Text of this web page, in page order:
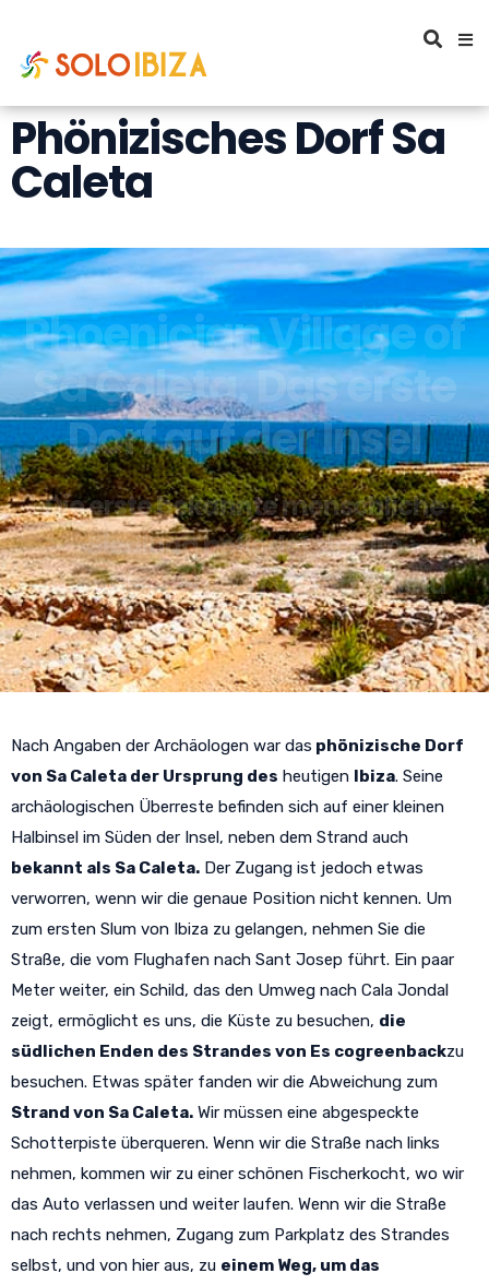
Phönizisches Dorf Sa
Caleta
Phoenician Village of
Sa Caleta. Das erste
Dorf auf der Insel
Die erste bekannte menschliche
Siedlung befindet sich im
phönizischen Dorf von Sa Caleta
Nach Angaben der Archäologen war das phönizische Dorf
von Sa Caleta der Ursprung des heutigen Ibiza. Seine
archäologischen Überreste befinden sich auf einer kleinen
Halbinsel im Süden der Insel, neben dem Strand auch
bekannt als Sa Caleta. Der Zugang ist jedoch etwas
verworren, wenn wir die genaue Position nicht kennen. Um
zum ersten Slum von Ibiza zu gelangen, nehmen Sie die
Straße, die vom Flughafen nach Sant Josep führt. Ein paar
Meter weiter, ein Schild, das den Umweg nach Cala Jondal
zeigt, ermöglicht es uns, die Küste zu besuchen, die
südlichen Enden des Strandes von Es cogreenbackzu
besuchen. Etwas später fanden wir die Abweichung zum
Strand von Sa Caleta. Wir müssen eine abgespeckte
Schotterpiste überqueren. Wenn wir die Straße nach links
nehmen, kommen wir zu einer schönen Fischerkocht, wo wir
das Auto verlassen und weiter laufen. Wenn wir die Straße
nach rechts nehmen, Zugang zum Parkplatz des Strandes
selbst, und von hier aus, zu einem Weg, um das